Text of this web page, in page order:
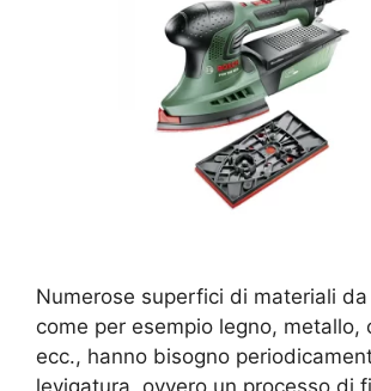
Numerose superfici di materiali
come per esempio legno, metallo,
ecc., hanno bisogno
levigatura, ovvero un processo di